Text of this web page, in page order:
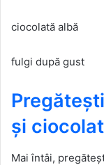
ciocolată albă
fulgi după gust
și
Mai întâi,